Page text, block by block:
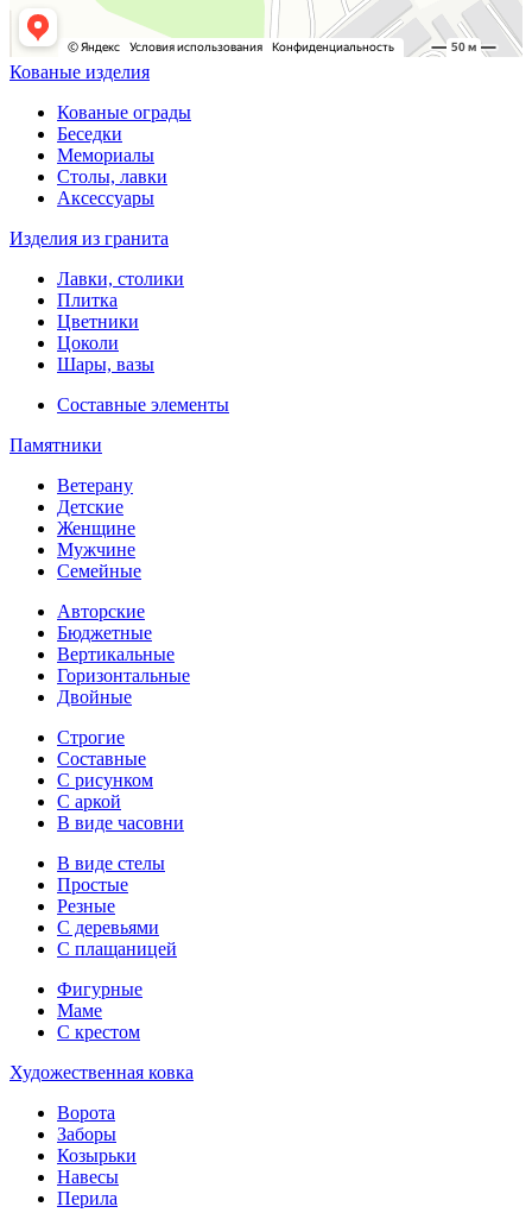
Кованые изделия
Кованые ограды
Беседки
Мемориалы
Столы, лавки
Аксессуары
Изделия из гранита
Лавки, столики
Плитка
Цветники
Цоколи
Шары, вазы
Составные элементы
Памятники
Ветерану
Детские
Женщине
Мужчине
Семейные
Авторские
Бюджетные
Вертикальные
Горизонтальные
Двойные
Строгие
Составные
С рисунком
С аркой
В виде часовни
В виде стелы
Простые
Резные
С деревьями
С плащаницей
Фигурные
Маме
С крестом
Художественная ковка
Ворота
Заборы
Козырьки
Навесы
Перила